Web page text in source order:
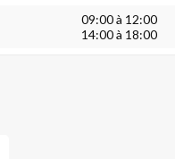
09:00 à 12:00
14:00 à 18:00